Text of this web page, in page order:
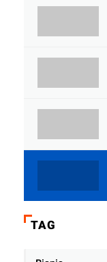
TAG